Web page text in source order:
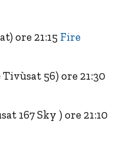
ore 21:15 Fire
Tivùsat 56) ore 21:30
167 Sky ) ore 21:10